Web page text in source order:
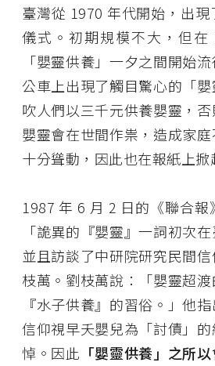
臺灣從 1970 年代開始，出
儀式。初期規模不大，但在
「嬰靈供養」一夕之間開始
公車上出現了觸目驚心的「
吹人們以三千元供養嬰靈，
嬰靈會在世間作祟，造成家
十分聳動，因此也在報紙上掀
1987 年 6 月 2 日的《聯合
「詭異的『嬰靈』一詞初次
並且訪談了中研院研究民間
枝萬。劉枝萬說：「嬰靈超
『水子供養』的習俗。」他
信仰視早夭嬰兒為「討債」
悼。因此 「嬰靈供養」之所